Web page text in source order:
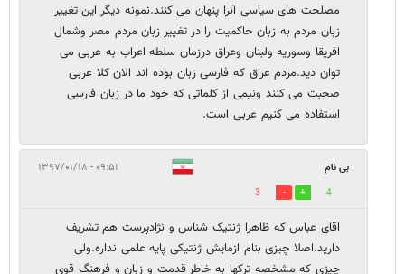
مصلحت های سیاسی آنرا پنهان می کنند.نمونه دیگر این تغییر
زبان مردم به زبان حاکمیت را در تغییر زبان مردم مصر وشمال
افریقا وسوریه ولبنان وعراق درزمان سلطه اعراب به عربی می
توان دید.مردم عراق که فارسی زبان بوده اند الان کلا عربی
صحبت می کنند ونیمی از کلماتی که خود ما در زبان فارسی
استفاده می کنیم عربی است.
بی نام ۰۹:۵۱ - ۱۳۹۷/۰۱/۱۸
4
3
اقای عباس که ظاهرا ژنتیک شناس و نژادپرست هم تشریف
دارید.اصلا چیزی بنام ازمایش ژنتیکی پایه علمی نداره.ولی
چیزی که مشخصه ترکها به خاطر قدمت و زبان و فرهنگ قوی